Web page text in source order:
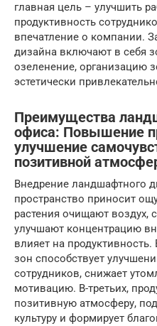
главная цель – улучшить
продуктивность
впечатление о компании.
дизайна включают в себя
озеленение, организацию
эстетически
Преимущества
офиса: Повышение
улучшение
позитивной
Внедрение ландшафтного
пространство приносит
растения очищают воздух,
улучшают концентрацию
влияет на
зон способствует
сотрудников, снижает
мотивацию. В-третьих,
позитивную атмосферу,
культуру и формирует